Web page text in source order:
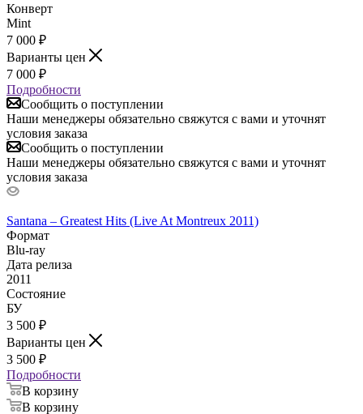
Конверт
Mint
7 000 ₽
Варианты цен
7 000 ₽
Подробности
Сообщить о поступлении
Наши менеджеры обязательно свяжутся с вами и уточнят
условия заказа
Сообщить о поступлении
Наши менеджеры обязательно свяжутся с вами и уточнят
условия заказа
Santana – Greatest Hits (Live At Montreux 2011)
Формат
Blu-ray
Дата релиза
2011
Состояние
БУ
3 500 ₽
Варианты цен
3 500 ₽
Подробности
В корзину
В корзину